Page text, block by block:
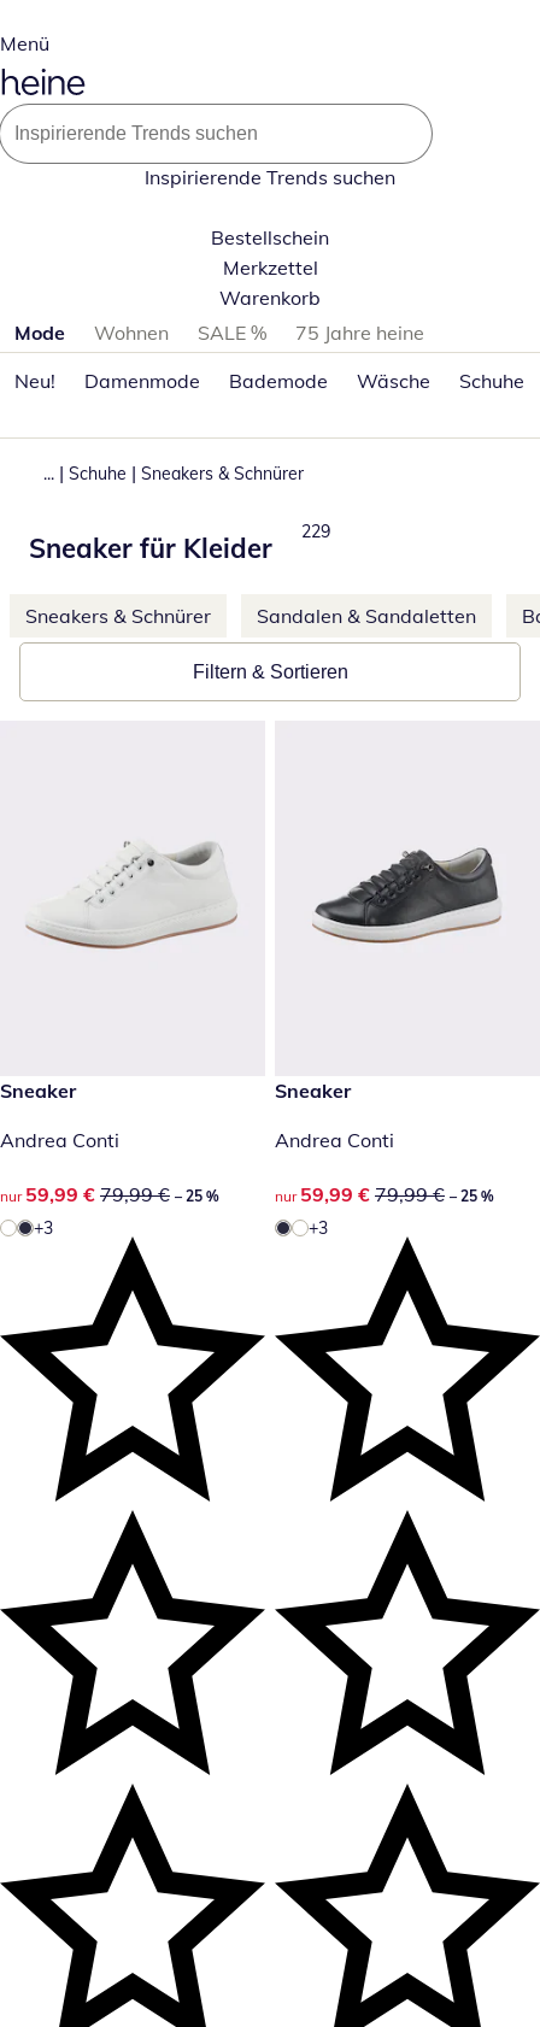
Menü
Inspirierende Trends suchen
Bestellschein
Merkzettel
Warenkorb
Produktkategorien überspringen
Mode Wohnen SALE %
75 Jahre heine
Neu!
Damenmode Bademode Wäsche Schuhe
... | Schuhe | Sneakers & Schnürer
Sneaker für Kleider
Produkte
229
Weitere Kategorien überspringen
Sneakers & Schnürer Sandalen & Sandaletten
Filtern & Sortieren
reduzierter Preis 59,99 €, vorheriger Preis: 79,99 €
-25 %
Sneaker
Andrea Conti
reduzierter Preis 59,99 €, vorheriger Preis: 79,99 €
nur 59,99 € 79,99 € – 25 %
+3
reduzierter Preis 59,99 €,
-25 %
Sneaker
Andrea Conti
reduzierter Preis 59,99 €,
nur 59,99 € 79,99 € – 25 %
+3